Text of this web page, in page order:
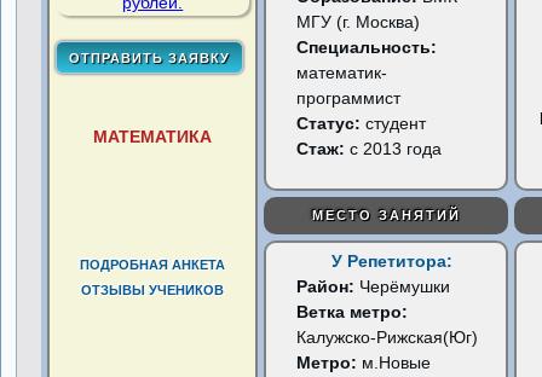
МАТЕМАТИКА
ПОДРОБНАЯ АНКЕТА
ОТЗЫВЫ УЧЕНИКОВ
МГУ (г. Москва)
Специальность:
математик-
программист
Статус:студент
Стаж: с 2013 года
МЕСТО ЗАНЯТИЙ
У Репетитора:
Район: Черёмушки
Ветка метро:
Калужско-Рижская(Юг)
Метро: м.Новые